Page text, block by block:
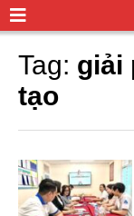
Tag: giải
tạo